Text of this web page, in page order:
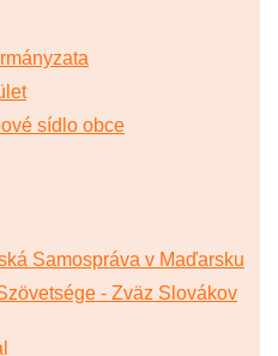
sídlo obce
Samospráva v Maďarsku
- Zväz Slovákov